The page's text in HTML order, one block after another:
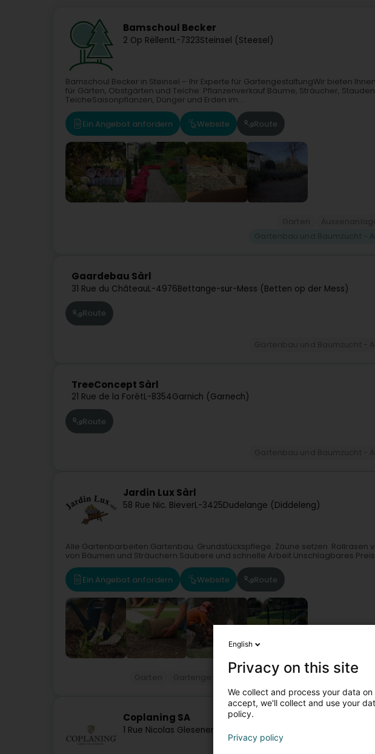
Bamschoul Becker
2 Op RëllentL-7323Steinsel (Steesel)
Bamschoul Becker in Steinsel – Ihr Experte für GartengestaltungWir bieten
für Gärten, Obstgärten und Teiche: Pflanzenverkauf:Bäume, Sträucher,
TeicheSaisonpflanzen, Dünger und Erden im...
Ein Angebot anfordern Website Route
Gaardebau Sàrl
31 Rue du ChâteauL-4976Bettange-sur-Mess (Betten op der Mess)
Route
TreeConcept Sàrl
21 Rue de la ForêtL-8354Garnich (Garnech)
Route
Jardin Lux Sàrl
58 Rue Nic. BieverL-3425Dudelange (Diddeleng)
Alle Gartenbarbeiten.Gartenbau. Grundstückspflege. Zäune setzen. Rollrasen
von Bäumen und Sträuchern.Saubere und schnelle Arbeit.Unschlagbares
Ein Angebot anfordern Website Route
Gartenbau und Baumzucht -
Coplaning SA
1 Rue Nicolas Glesener
English
Privacy on this site
We collect and process your data
accept, we'll collect and use your
policy.
Privacy policy